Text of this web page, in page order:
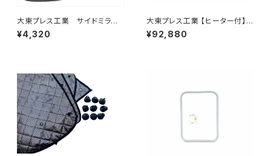
大東プレス工業 サイドミラー/
バックミラースバル サンバー
左 99年～ DI-641
¥4,320
大東プレス工業 【ヒーター付】
ハイウェイミラー リモコン+ヒー
ター付 DI-6121CXE
¥92,880